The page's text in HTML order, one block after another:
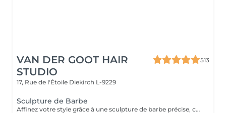
VAN DER GOOT HAIR
STUDIO
513
17, Rue de l'Étoile Diekirch L-9229
Sculpture de Barbe
Affinez votre style grâce à une sculpture de barbe précise, conçue pour maintenir une barbe nette, équilibrée et parfaitement définie. Ce service comprend un travail minutieux de taille, de mise en forme et de contours afin de mettre en valeur la structure naturelle de votre visage.